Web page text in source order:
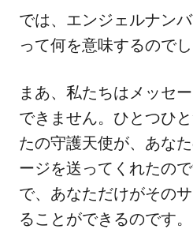
では、エンジェルナン
って何を意味するので
まあ、私たちはメッセ
できません。ひとつひ
たの守護天使が、あな
ージを送ってくれたの
で、あなただけがその
ることができるのです。